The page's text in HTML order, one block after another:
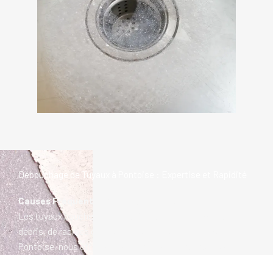
Débouchage de Tuyaux à Pontoise : Expertise et Rapidité
Causes Fréquentes des Tuyaux Bouchés à Pontoise
Les tuyaux bouchés peuvent résulter de l’accumulation de
débris, de racines d’arbres ou de l’usure normale. À
Pontoise, nous offrons des solutions pour traiter ces